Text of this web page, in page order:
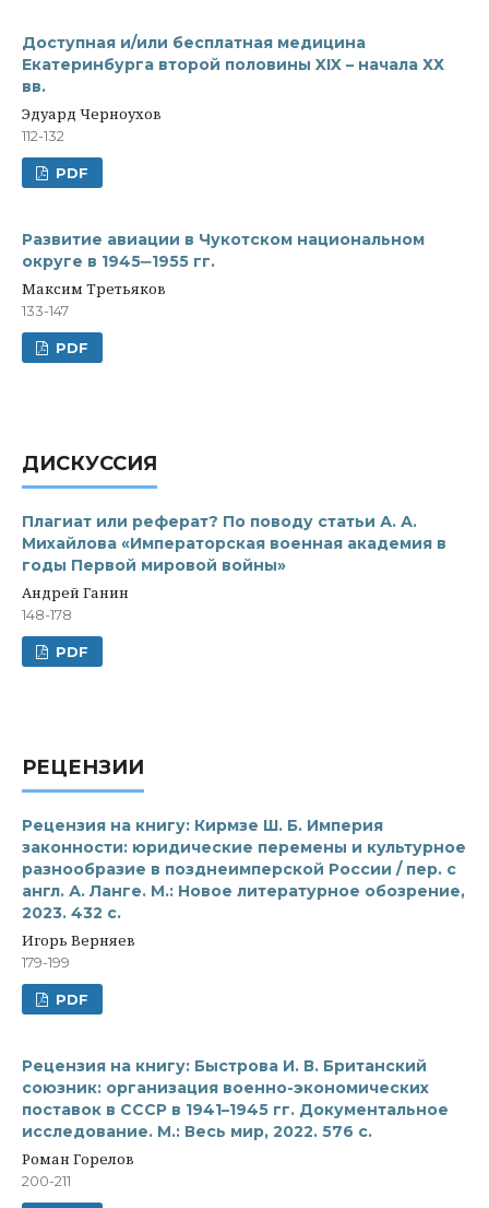
Доступная и/или бесплатная медицина
Екатеринбурга второй половины XIX – начала ХХ
вв.
Эдуард Черноухов
112-132
PDF
Развитие авиации в Чукотском национальном
округе в 1945‒1955 гг.
Максим Третьяков
133-147
PDF
ДИСКУССИЯ
Плагиат или реферат? По поводу статьи А. А.
Михайлова «Императорская военная академия в
годы Первой мировой войны»
Андрей Ганин
148-178
PDF
РЕЦЕНЗИИ
Рецензия на книгу: Кирмзе Ш. Б. Империя
законности: юридические перемены и культурное
разнообразие в позднеимперской России / пер. с
англ. А. Ланге. М.: Новое литературное обозрение,
2023. 432 с.
Игорь Верняев
179-199
PDF
Рецензия на книгу: Быстрова И. В. Британский
союзник: организация военно-экономических
поставок в СССР в 1941–1945 гг. Документальное
исследование. М.: Весь мир, 2022. 576 с.
Роман Горелов
200-211